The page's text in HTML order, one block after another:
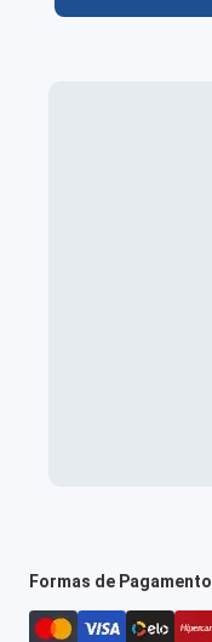
Formas de Pagamento